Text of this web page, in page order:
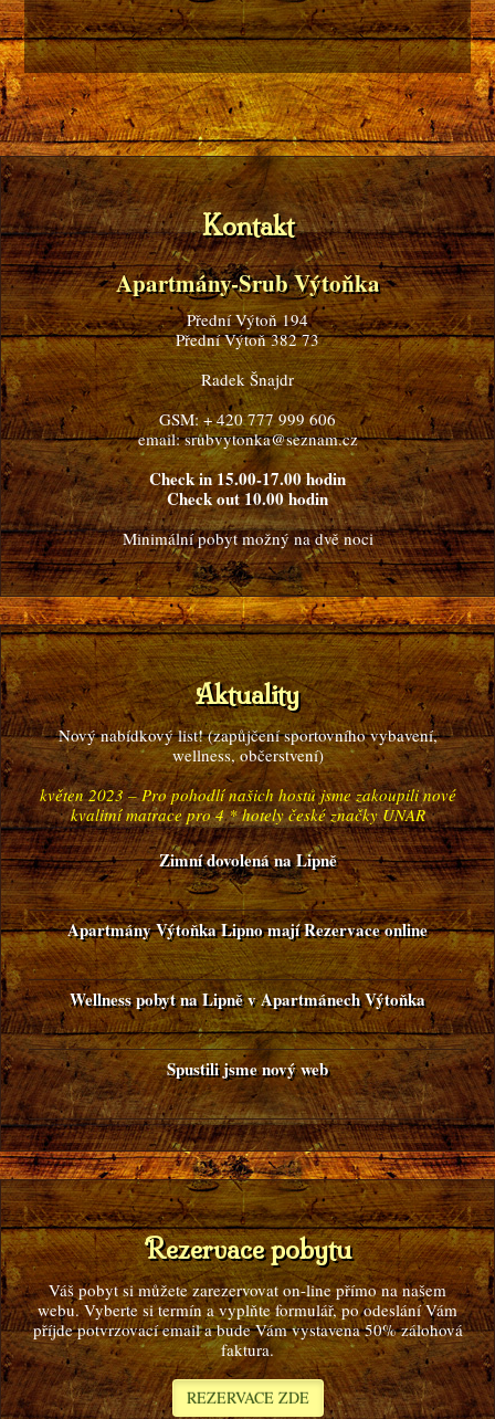
Kontakt
Apartmány-Srub Výtoňka
Přední Výtoň 194
Přední Výtoň 382 73
Radek Šnajdr
GSM: + 420 777 999 606
email: srubvytonka@seznam.cz
Check in 15.00-17.00 hodin
Check out 10.00 hodin
Minimální pobyt možný na dvě noci
Aktuality
Novýnabídkový list! (zapůjčení sportovního vybavení,
wellness, občerstvení)
květen 2023 – Pro pohodlí našich hostů jsme zakoupili nové
kvalitní matrace pro 4 * hotely české značky UNAR
Zimní dovolená na Lipně
Apartmány Výtoňka Lipno mají Rezervace online
Wellness pobyt na Lipně v Apartmánech Výtoňka
Spustili jsme nový web
Rezervace pobytu
Váš pobyt si můžete zarezervovat on-line přímo na našem
webu. Vyberte si termín a vyplňte formulář, po odeslání Vám
příjde potvrzovací email a bude Vám vystavena 50% zálohová
faktura.
REZERVACE ZDE